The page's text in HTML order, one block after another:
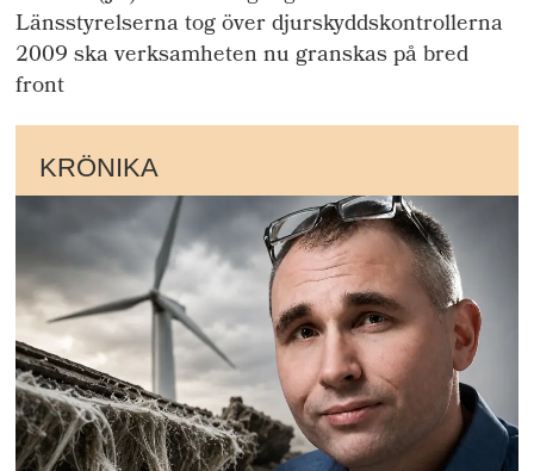
Länsstyrelserna tog över djurskyddskontrollerna
2009 ska verksamheten nu granskas på bred
front
KRÖNIKA